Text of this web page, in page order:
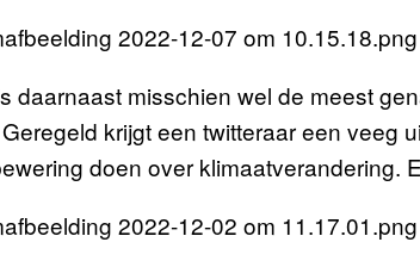
daarnaast misschien wel de meest
krijgt een twitteraar een veeg
doen over klimaatverandering.